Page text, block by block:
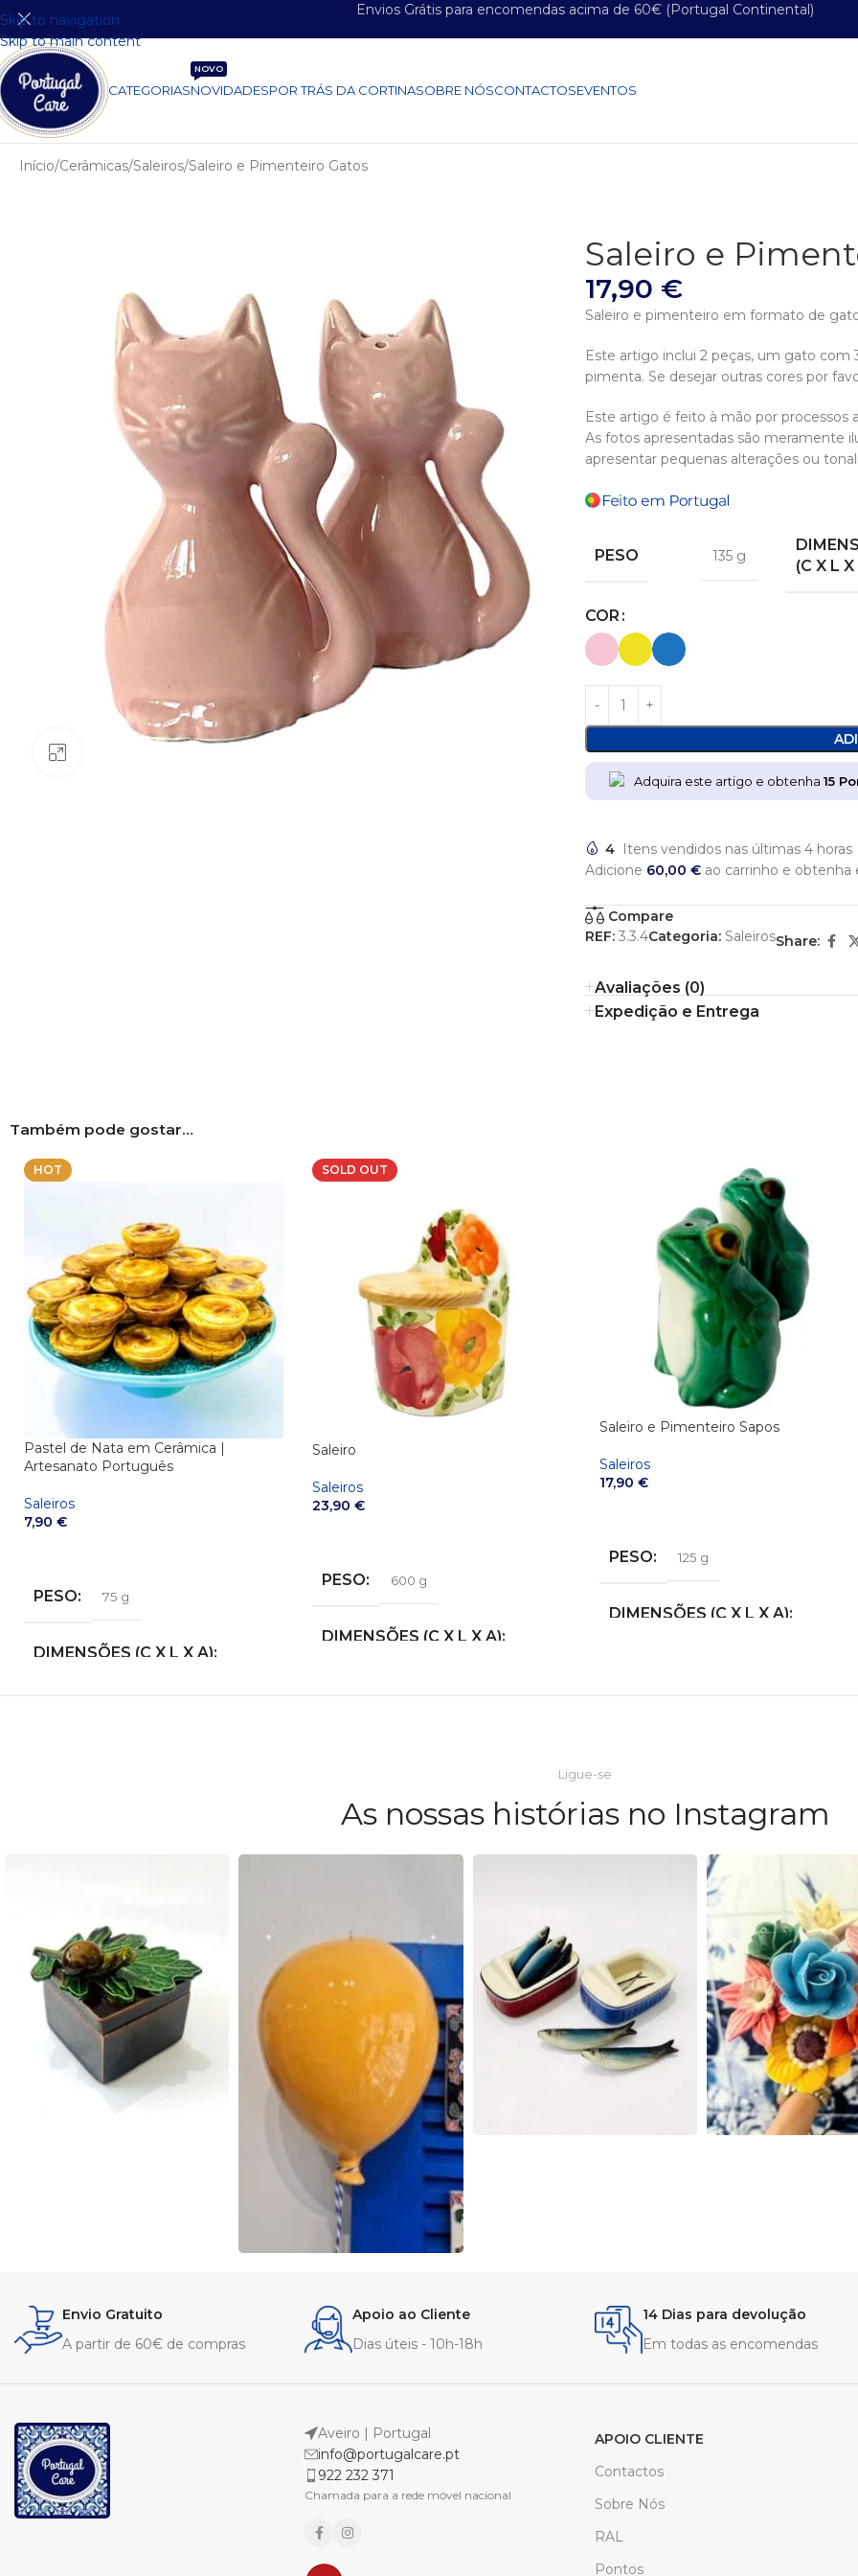
Skip to navigation
Skip to main content
Envios Grátis para encomendas acima de 60€ (Portugal Continental)
CATEGORIASNOVIDADES
NOVO
POR TRÁS DA CORTINASOBRE NÓSCONTACTOSEVENTOS
Início Cerâmicas Saleiros Saleiro e Pimenteiro Gatos
Saleiro e
17,90 €
Saleiro e pimenteiro em formato de
Este artigo inclui 2 peças, um gato com
pimenta. Se desejar outras cores por
Este artigo é feito à mão por processos
As fotos apresentadas são meramente
apresentar pequenas alterações ou
PESO 135 g
(C X L X
COR
Adquira este artigo e obtenha 15
4 Itens vendidos nas últimas 4 horas
Adicione 60,00 € ao carrinho e
Compare
REF: 3.3.4Categoria: SaleirosShare:
Avaliações (0)
Expedição e Entrega
Também pode gostar…
HOT
Pastel de Nata em Cerâmica |
Artesanato Português
Saleiros
7,90 €
PESO 75 g
DIMENSÕES (C X L X A)
SOLD OUT
Saleiro
Saleiros
23,90 €
PESO 600 g
DIMENSÕES (C X L X A)
Saleiro e Pimenteiro Sapos
Saleiros
17,90 €
PESO 125 g
DIMENSÕES (C X L X A)
Ligue-se
As nossas histórias no Instagram
Envio Gratuito
A partir de 60€ de compras
Apoio ao Cliente
Dias úteis - 10h-18h
14 Dias para devolução
Em todas as encomendas
Aveiro | Portugal
info@portugalcare.pt
922 232 371
Chamada para a rede móvel nacional
APOIO CLIENTE
Contactos
Sobre Nós
RAL
Pontos